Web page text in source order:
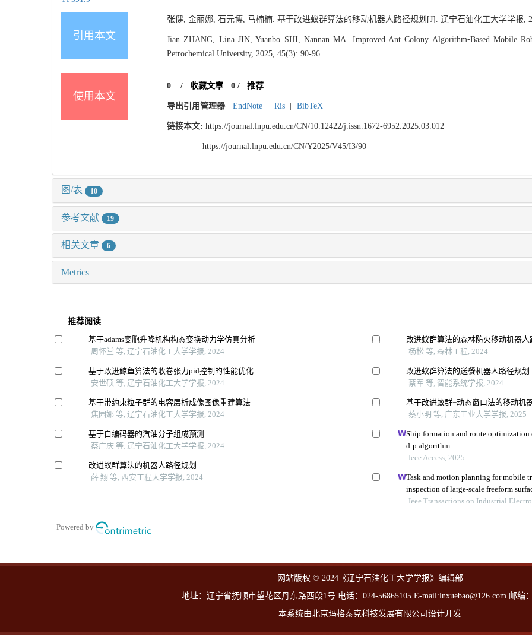
引用本文
张健, 金丽娜, 石元博, 马楠楠. 基于改进蚁群算法的移动机器人路径规划[J]. 辽宁石油化工大学学报,
Jian ZHANG, Lina JIN, Yuanbo SHI, Nannan MA. Improved Ant Colony Algorithm⁃Based Mobile
Petrochemical University, 2025, 45(3): 90-96.
使用本文
0 / 收藏文章 0/ 推荐
导出引用管理器 EndNote Ris BibTeX
链接本文: https://journal.lnpu.edu.cn/CN/10.12422/j.issn.1672-6952.2025.03.012
https://journal.lnpu.edu.cn/CN/Y2025/V45/I3/90
图/表 10
参考文献 19
相关文章 6
Metrics
推荐阅读
基于adams变胞升降机构构态变换动力学仿真分析
周怀堂 等, 辽宁石油化工大学学报, 2024
基于改进鲸鱼算法的收卷张力pid控制的性能优化
安世硕 等, 辽宁石油化工大学学报, 2024
基于带约束粒子群的电容层析成像图像重建算法
焦园娜 等, 辽宁石油化工大学学报, 2024
基于自编码器的汽油分子组成预测
蔡广庆 等, 辽宁石油化工大学学报, 2024
改进蚁群算法的机器人路径规划
薛 翔 等, 西安工程大学学报, 2024
改进蚁群算法的森林防火移动机器人
杨松 等, 森林工程, 2024
改进蚁群算法的送餐机器人路径规划
蔡军 等, 智能系统学报, 2024
基于改进蚁群−动态窗口法的移动机
蔡小明 等, 广东工业大学学报, 2025
Ship formation and route optimization
d-p algorithm
Ieee Access, 2025
Task and motion planning for mobile
inspection of large-scale freeform
Ieee Transactions on Industrial
Powered by
网站版权 © 2024《辽宁石油化工大学学报》编辑部
地址：辽宁省抚顺市望花区丹东路西段1号 电话：024-56865105 E-mail:lnxuebao@126.com 邮编
本系统由北京玛格泰克科技发展有限公司设计开发